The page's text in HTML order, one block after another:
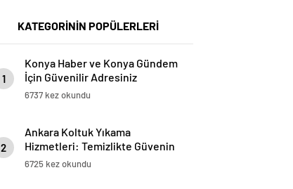
KATEGORİNİN POPÜLERLERİ
1
Konya Haber ve Konya Gündem
İçin Güvenilir Adresiniz
6737 kez okundu
2
Ankara Koltuk Yıkama
Hizmetleri: Temizlikte Güvenin
Adresi
6725 kez okundu